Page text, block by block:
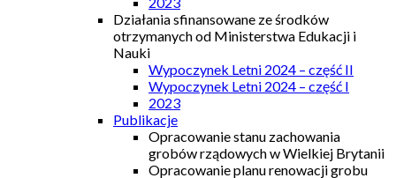
Działania sfinansowane ze środków
otrzymanych od Ministerstwa Edukacji i
Nauki
Wypoczynek Letni 2024 – część II
Wypoczynek Letni 2024 – część I
2023
Publikacje
Opracowanie stanu zachowania
grobów rządowych w Wielkiej Brytanii
Opracowanie planu renowacji grobu